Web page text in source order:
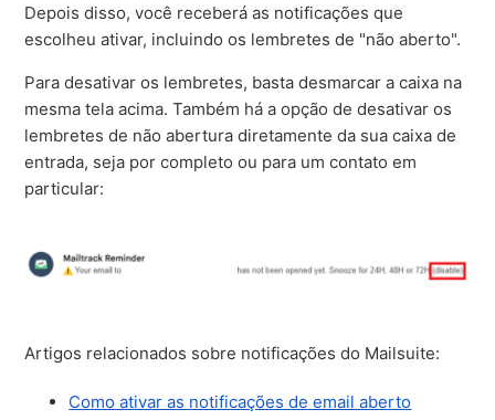
Depois disso, você receberá as notificações que
escolheu ativar, incluindo os lembretes de "não aberto".
Para desativar os lembretes, basta desmarcar a caixa na
mesma tela acima. Também há a opção de desativar os
lembretes de não abertura diretamente da sua caixa de
entrada, seja por completo ou para um contato em
particular:
Artigos relacionados sobre notificações do Mailsuite:
Como ativar as notificações de email aberto